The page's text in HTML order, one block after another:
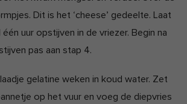
Dit is het ‘cheese’ gedeelte. Laat
uur opstijven in de vriezer. Begin na
pas aan stap 4.
gelatine weken in koud water. Zet
op het vuur en voeg de diepvries